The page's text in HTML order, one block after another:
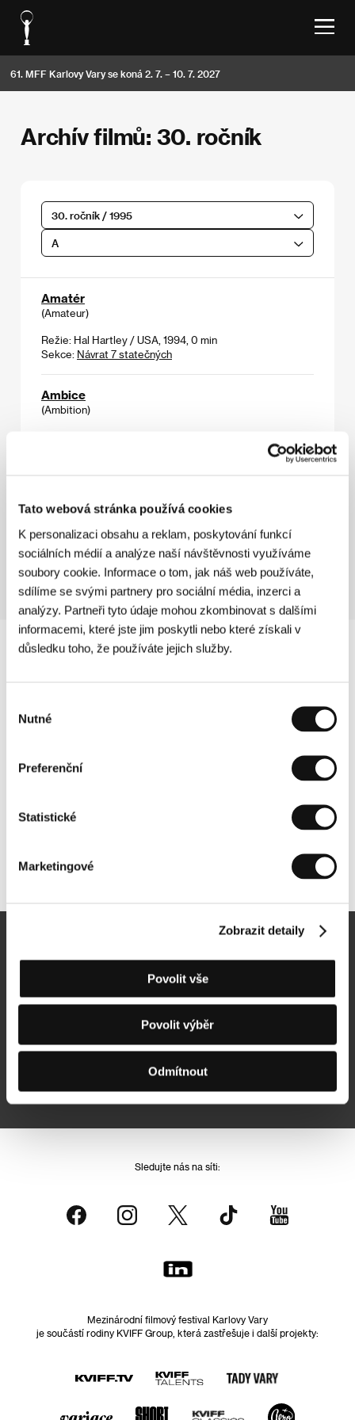
Tato webová stránka používá cookies
K personalizaci obsahu a reklam, poskytování funkcí
sociálních médií a analýze naší návštěvnosti využíváme
soubory cookie. Informace o tom, jak náš web používáte,
sdílíme se svými partnery pro sociální média, inzerci a
analýzy. Partneři tyto údaje mohou zkombinovat s dalšími
informacemi, které jste jim poskytli nebo které získali v
důsledku toho, že používáte jejich služby.
souhlasu
Nutné
Preferenční
Statistické
Marketingové
Zobrazit detaily
Povolit vše
Povolit výběr
Odmítnout
61. MFF Karlovy Vary se koná 2. 7. – 10. 7. 2027
Archív filmů: 30. ročník
30. ročník / 1995
A
Amatér
(Amateur)
Režie: Hal Hartley / USA, 1994, 0 min
Sekce: Návrat 7 statečných
Ambice
(Ambition)
(Angel Dust)
Režie: Sogo Ishii / Japonsko, 1994, 0 min
Sekce:
Jiný pohled
Newsletter
Přihlásit se k odběru
Přihlášením souhlasím sezpracováním osobních údajů
Sledujte nás na síti:
Mezinárodní filmový festival Karlovy Vary
je součástí rodiny KVIFF Group, která zastřešuje i další projekty: